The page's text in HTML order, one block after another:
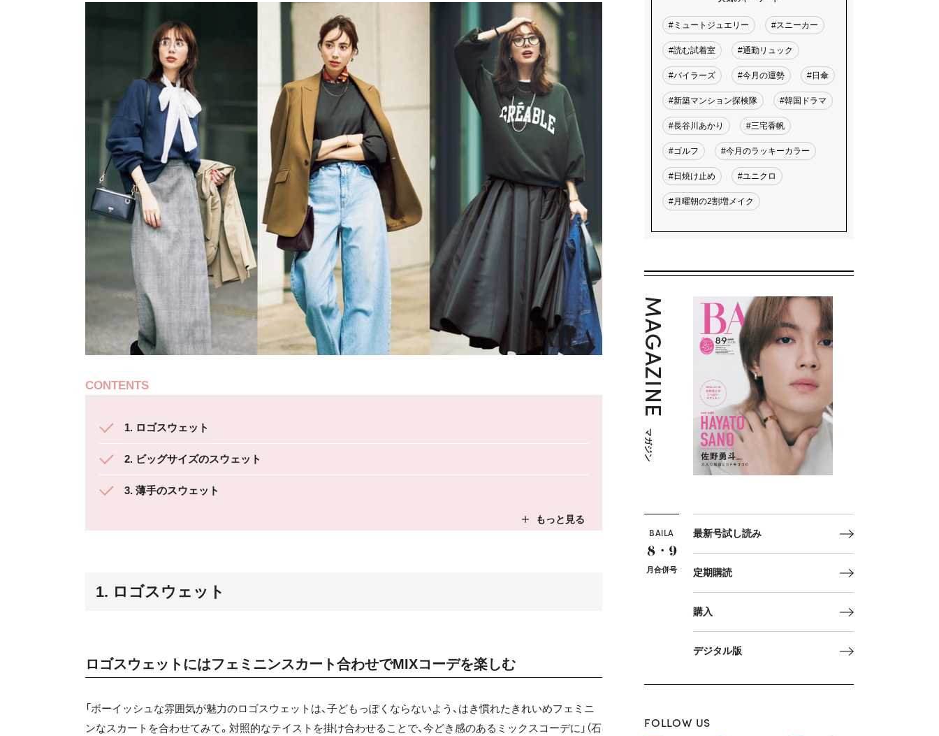
CONTENTS
1. ロゴスウェット
2. ビッグサイズのスウェット
3. 薄手のスウェット
1. ロゴスウェット
ロゴスウェットにはフェミニンスカート合わせでMIXコーデを楽しむ
「ボーイッシュな雰囲気が魅力のロゴスウェットは、子どもっぽくならないよう、はき慣れたきれいめフェミニ
ンなスカートを合わせてみて。対照的なテイストを掛け合わせることで、今どき感のあるミックスコーデに」（石
#ミュートジュエリー #スニーカー
#読む試着室 #通勤リュック
#バイラーズ #今月の運勢 #日傘
#新築マンション探検隊 #韓国ドラマ
#長谷川あかり #三宅香帆
#ゴルフ #今月のラッキーカラー
#日焼け止め #ユニクロ
#月曜朝の2割増メイク
MAGAZINE
マガジン
BAILA
8・9
月合併号
最新号試し読み
定期購読
購入
デジタル版
FOLLOW US